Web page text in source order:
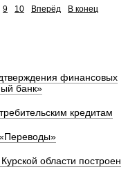
9 10 Вперёд В конец
финансовых
банк»
кредитам
области построен